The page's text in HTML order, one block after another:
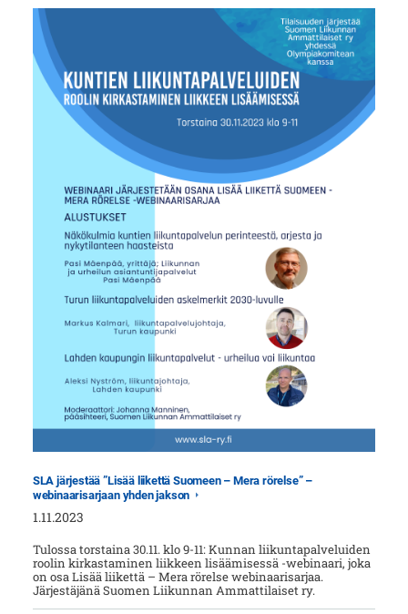
SLA järjestää ”Lisää liikettä Suomeen – Mera rörelse” –
webinaarisarjaan yhden jakson
1.11.2023
Tulossa torstaina 30.11. klo 9-11: Kunnan liikuntapalveluiden
roolin kirkastaminen liikkeen lisäämisessä -webinaari, joka
on osa Lisää liikettä – Mera rörelse webinaarisarjaa.
Järjestäjänä Suomen Liikunnan Ammattilaiset ry.